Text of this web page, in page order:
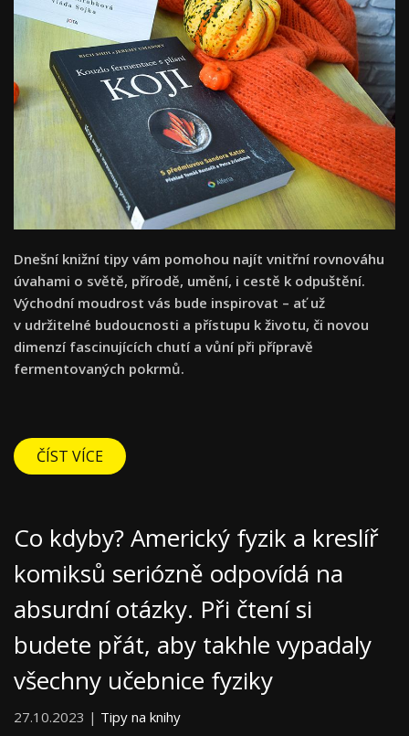
Dnešní knižní tipy vám pomohou najít vnitřní rovnováhu
úvahami o světě, přírodě, umění, i cestě k odpuštění.
Východní moudrost vás bude inspirovat – ať už
v udržitelné budoucnosti a přístupu k životu, či novou
dimenzí fascinujících chutí a vůní při přípravě
fermentovaných pokrmů.
ČÍST VÍCE
Co kdyby? Americký fyzik a kreslíř
komiksů seriózně odpovídá na
absurdní otázky. Při čtení si
budete přát, aby takhle vypadaly
všechny učebnice fyziky
27.10.2023 | Tipy na knihy